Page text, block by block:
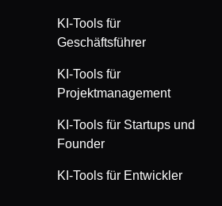
KI-Tools für
Geschäftsführer
KI-Tools für
Projektmanagement
KI-Tools für Startups und
Founder
KI-Tools für Entwickler